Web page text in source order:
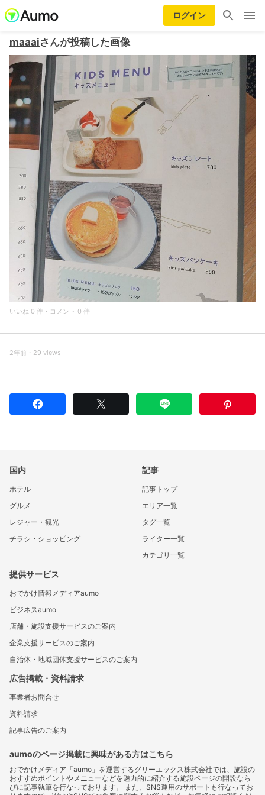
ログイン
maaaiさんが投稿した画像
いいね 0 件・コメント 0 件
2年前・29 views
国内
ホテル
グルメ
レジャー・観光
チラシ・ショッピング
記事
記事トップ
エリア一覧
タグ一覧
ライター一覧
カテゴリ一覧
提供サービス
おでかけ情報メディアaumo
ビジネスaumo
店舗・施設支援サービスのご案内
企業支援サービスのご案内
自治体・地域団体支援サービスのご案内
広告掲載・資料請求
事業者お問合せ
資料請求
記事広告のご案内
aumoのページ掲載に興味がある方はこちら
おでかけメディア「aumo」を運営するグリーエックス株式会社では、施設の
おすすめポイントやメニューなどを魅力的に紹介する施設ページの開設なら
びに記事執筆を行なっております。 また、SNS運用のサポートも行なってお